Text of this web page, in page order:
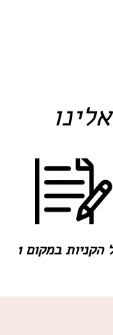
הקניות במקום 1